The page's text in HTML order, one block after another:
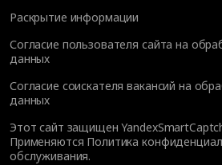
Раскрытие информации
Согласие пользователя сайта на
данных
Согласие соискателя вакансий на
данных
Этот сайт защищен
Применяются Политика
обслуживания.